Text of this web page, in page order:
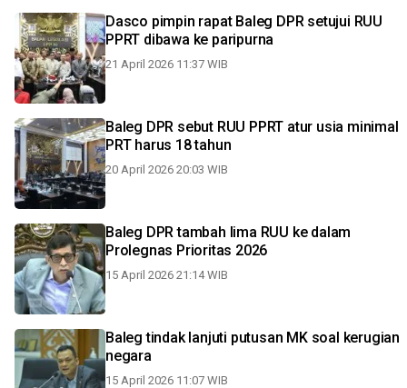
Dasco pimpin rapat Baleg DPR setujui RUU
PPRT dibawa ke paripurna
21 April 2026 11:37 WIB
Baleg DPR sebut RUU PPRT atur usia minimal
PRT harus 18 tahun
20 April 2026 20:03 WIB
Baleg DPR tambah lima RUU ke dalam
Prolegnas Prioritas 2026
15 April 2026 21:14 WIB
Baleg tindak lanjuti putusan MK soal kerugian
negara
15 April 2026 11:07 WIB